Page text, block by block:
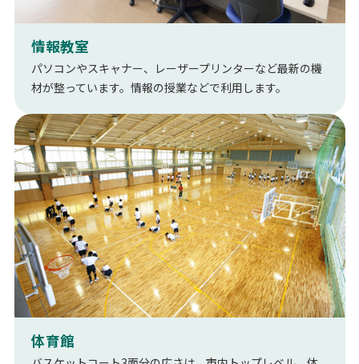
情報教室
パソコンやスキャナー、レーザープリンターなど最新の機
材が整っています。情報の授業などで利用します。
体育館